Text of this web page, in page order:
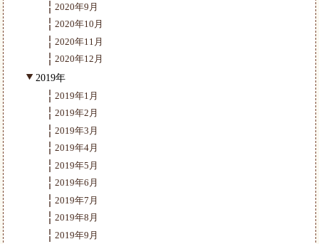
2020年9月
2020年10月
2020年11月
2020年12月
2019年
2019年1月
2019年2月
2019年3月
2019年4月
2019年5月
2019年6月
2019年7月
2019年8月
2019年9月